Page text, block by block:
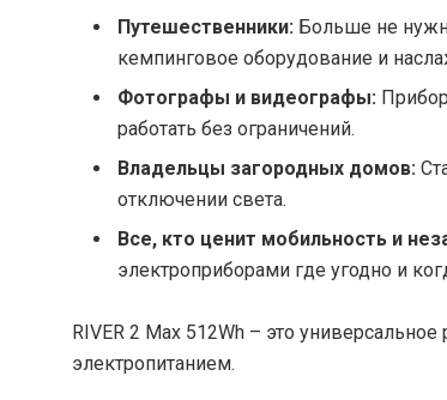
Путешественники: Больше не
кемпинговое оборудование и
Фотографы и видеографы:
работать без ограничений.
Владельцы загородных домов:
отключении света.
Все, кто ценит мобильность и
электроприборами где угодно и
RIVER 2 Max 512Wh – это
электропитанием.